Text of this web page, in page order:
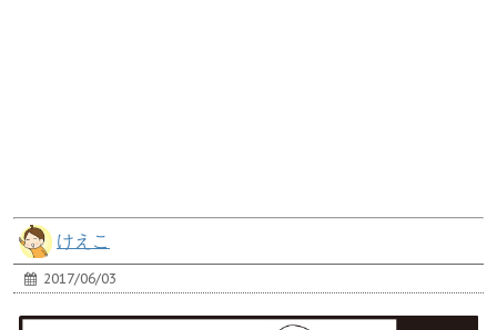
けえこ
2017/06/03